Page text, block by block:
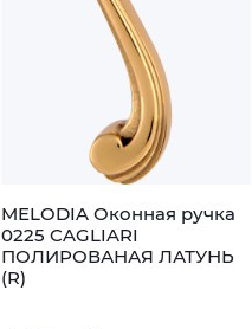
MELODIA Оконная ручка
0225 CAGLIARI
ПОЛИРОВАНАЯ ЛАТУНЬ
(R)